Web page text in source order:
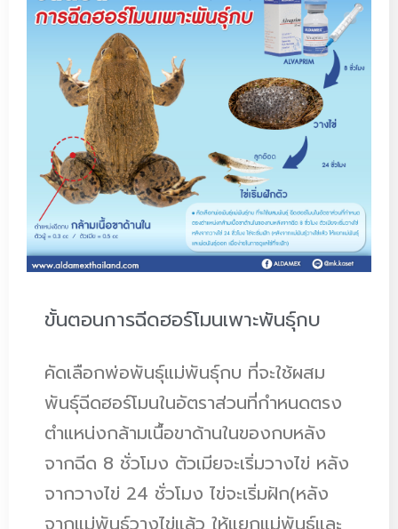
ขั้นตอนการฉีดฮอร์โมนเพาะพันธุ์กบ
คัดเลือกพ่อพันธุ์แม่พันธุ์กบ ที่จะใช้ผสม
พันธ์ุฉีดฮอร์โมนในอัตราส่วนที่กำหนดตรง
ตำแหน่งกล้ามเนื้อขาด้านในของกบหลัง
จากฉีด 8 ชั่วโมง ตัวเมียจะเริ่มวางไข่ หลัง
จากวางไข่ 24 ชั่วโมง ไข่จะเริ่มฝัก(หลัง
จากแม่พันธุ์วางไข่แล้ว ให้แยกแม่พันธุ์และ